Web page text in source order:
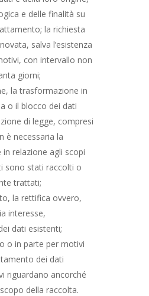
e delle finalità su
la richiesta
salva l’esistenza
con intervallo non
giorni;
la trasformazione in
o il blocco dei dati
di legge, compresi
è necessaria la
in relazione agli scopi
sono stati raccolti o
trattati;
la rettifica ovvero,
interesse,
dati esistenti;
o in parte per motivi
dei dati
riguardano ancorché
della raccolta.